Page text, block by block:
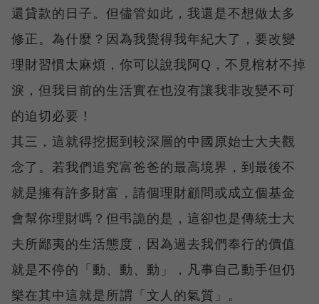
還貸款的日子。但儘管如此，我還是不想做太多
修正。為什麼？因為我覺得我年紀大了，要改變
理財習慣太麻煩，你可以說我阿Q，不見棺材不掉
淚，但我目前的生活實在也沒有讓我非改變不可
的迫切必要！
其三，這就得挖掘到較深層的中國原始士大夫觀
念了。若我們追究富爸爸的最高境界，到最後不
就是擁有許多財富，請個理財顧問或成立個基金
會幫你理財嗎？但弔詭的是，這卻也是傳統士大
夫所鄙夷的生活態度，因為過去我們奉行的價值
就是不停的「動、動、動」，凡事自己動手但仍
樂在其中這就是所謂「文人的氣質」。